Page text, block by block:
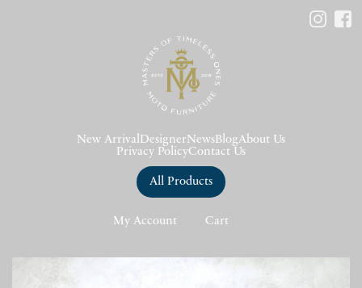
New Arrival DesignerNews BlogAbout Us
Privacy PolicyContact Us
All Products
My Account Cart